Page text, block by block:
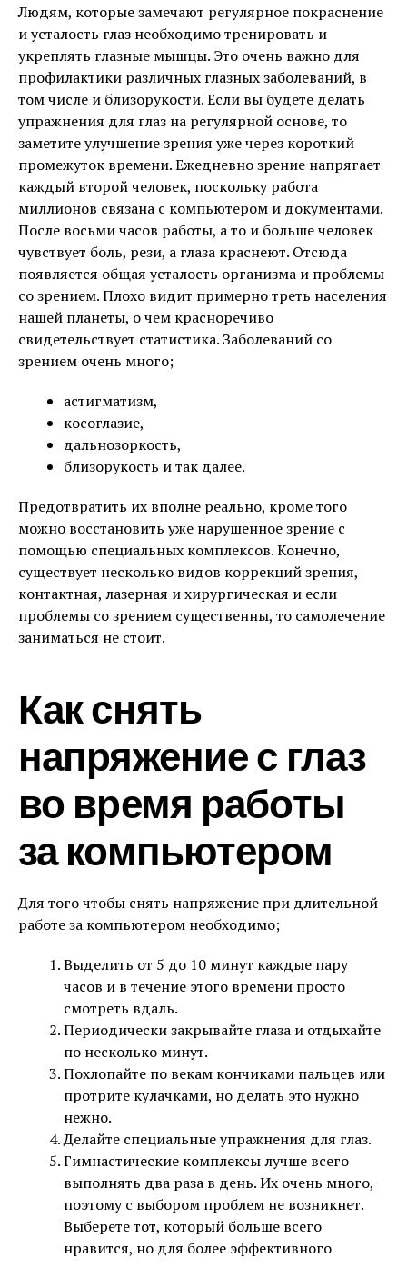
Людям, которые замечают регулярное покраснение
и усталость глаз необходимо тренировать и
укреплять глазные мышцы. Это очень важно для
профилактики различных глазных заболеваний, в
том числе и близорукости. Если вы будете делать
упражнения для глаз на регулярной основе, то
заметите улучшение зрения уже через короткий
промежуток времени. Ежедневно зрение напрягает
каждый второй человек, поскольку работа
миллионов связана с компьютером и документами.
После восьми часов работы, а то и больше человек
чувствует боль, рези, а глаза краснеют. Отсюда
появляется общая усталость организма и проблемы
со зрением. Плохо видит примерно треть населения
нашей планеты, о чем красноречиво
свидетельствует статистика. Заболеваний со
зрением очень много;
астигматизм,
косоглазие,
дальнозоркость,
близорукость и так далее.
Предотвратить их вполне реально, кроме того
можно восстановить уже нарушенное зрение с
помощью специальных комплексов. Конечно,
существует несколько видов коррекций зрения,
контактная, лазерная и хирургическая и если
проблемы со зрением существенны, то самолечение
заниматься не стоит.
Как снять
напряжение с глаз
во время работы
за компьютером
Для того чтобы снять напряжение при длительной
работе за компьютером необходимо;
Выделить от 5 до 10 минут каждые пару
часов и в течение этого времени просто
смотреть вдаль.
Периодически закрывайте глаза и отдыхайте
по несколько минут.
Похлопайте по векам кончиками пальцев или
протрите кулачками, но делать это нужно
нежно.
Делайте специальные упражнения для глаз.
Гимнастические комплексы лучше всего
выполнять два раза в день. Их очень много,
поэтому с выбором проблем не возникнет.
Выберете тот, который больше всего
нравится, но для более эффективного